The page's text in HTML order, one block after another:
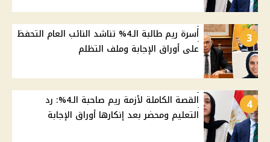
3
أسرة ريم طالبة الـ4% تناشد النائب العام التحفظ
على أوراق الإجابة وملف التظلم
4
القصة الكاملة لأزمة ريم صاحبة الـ4%: رد
التعليم ومحضر بعد إنكارها أوراق الإجابة